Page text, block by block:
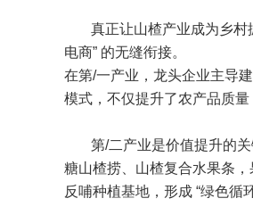
真正让山楂产业成为乡村
电商” 的无缝衔接。
在第/一产业，龙头企业主导
模式，不仅提升了农产品质
第/二产业是价值提升的
糖山楂捞、山楂复合水果条
反哺种植基地，形成 “绿色循环